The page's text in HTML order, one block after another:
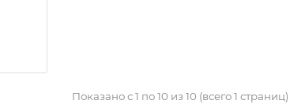
Показано с 1 по 10 из 10 (всего 1 страниц)